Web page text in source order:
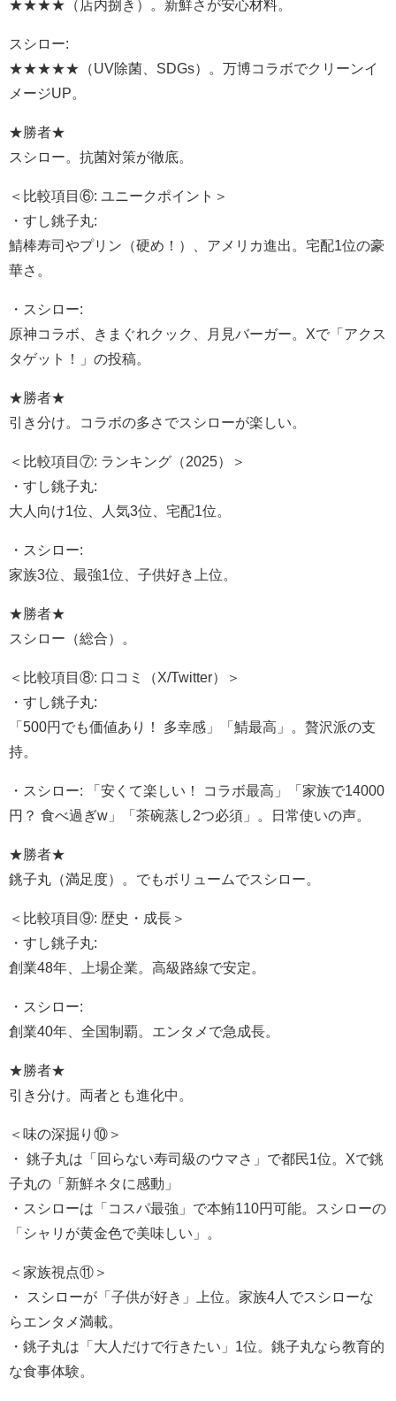
★★★★（店内捌き）。新鮮さが安心材料。
スシロー:
★★★★★（UV除菌、SDGs）。万博コラボでクリーンイ
メージUP。
★勝者★
スシロー。抗菌対策が徹底。
＜比較項目⑥: ユニークポイント＞
・すし銚子丸:
鯖棒寿司やプリン（硬め！）、アメリカ進出。宅配1位の豪
華さ。
・スシロー:
原神コラボ、きまぐれクック、月見バーガー。Xで「アクス
タゲット！」の投稿。
★勝者★
引き分け。コラボの多さでスシローが楽しい。
＜比較項目⑦: ランキング（2025）＞
・すし銚子丸:
大人向け1位、人気3位、宅配1位。
・スシロー:
家族3位、最強1位、子供好き上位。
★勝者★
スシロー（総合）。
＜比較項目⑧: 口コミ（X/Twitter）＞
・すし銚子丸:
「500円でも価値あり！ 多幸感」「鯖最高」。贅沢派の支
持。
・スシロー: 「安くて楽しい！ コラボ最高」「家族で14000
円？ 食べ過ぎw」「茶碗蒸し2つ必須」。日常使いの声。
★勝者★
銚子丸（満足度）。でもボリュームでスシロー。
＜比較項目⑨: 歴史・成長＞
・すし銚子丸:
創業48年、上場企業。高級路線で安定。
・スシロー:
創業40年、全国制覇。エンタメで急成長。
★勝者★
引き分け。両者とも進化中。
＜味の深掘り⑩＞
・ 銚子丸は「回らない寿司級のウマさ」で都民1位。Xで銚
子丸の「新鮮ネタに感動」
・スシローは「コスパ最強」で本鮪110円可能。スシローの
「シャリが黄金色で美味しい」。
＜家族視点⑪＞
・ スシローが「子供が好き」上位。家族4人でスシローな
らエンタメ満載。
・銚子丸は「大人だけで行きたい」1位。銚子丸なら教育的
な食事体験。